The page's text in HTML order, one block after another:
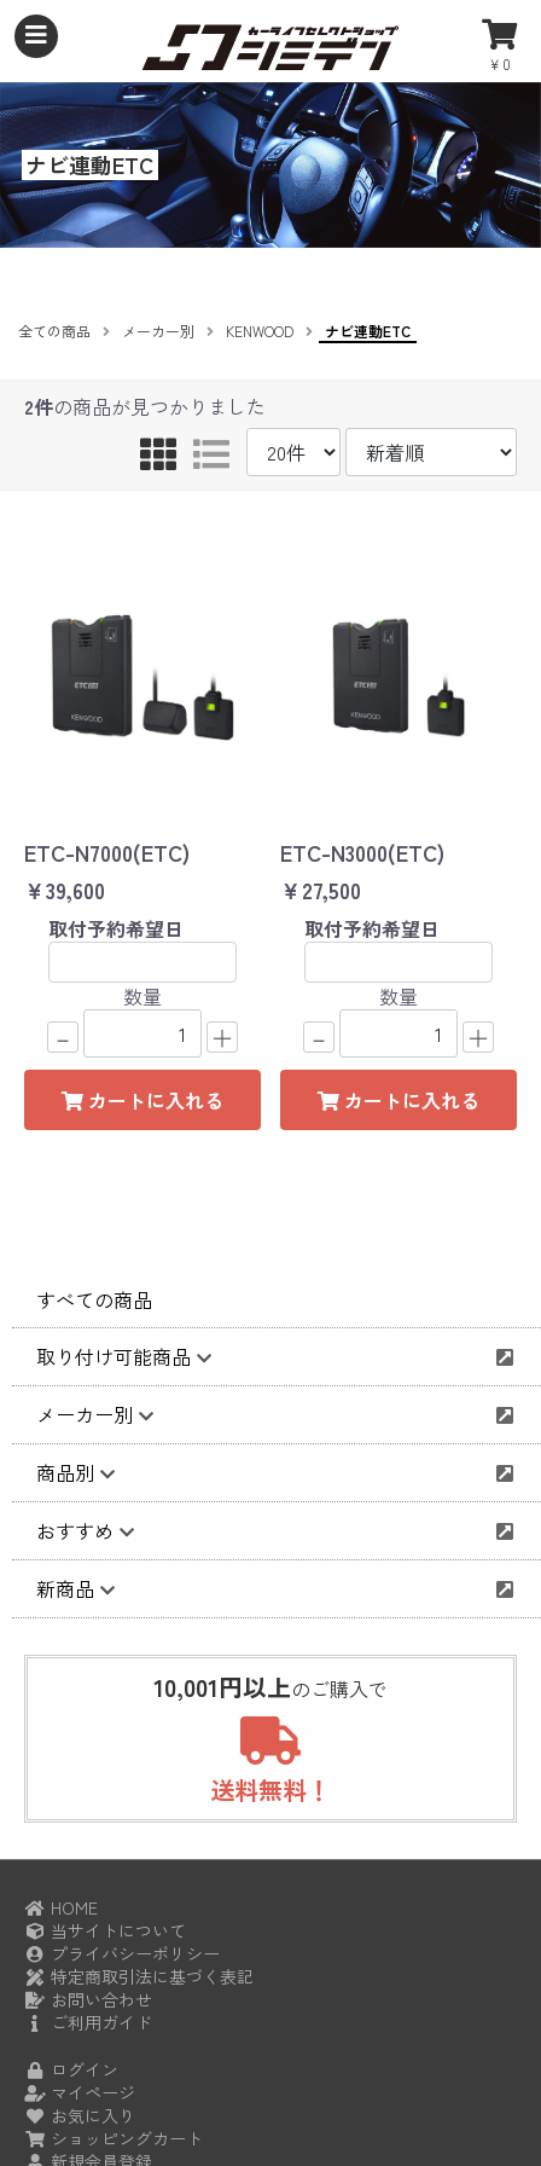
￥0
ナビ連動ETC
全ての商品 メーカー別 KENWOOD ナビ連動ETC
2件の商品が見つかりました
ETC-N7000(ETC)
￥39,600
取付予約希望日
数量
－ ＋
カートに入れる
ETC-N3000(ETC)
￥27,500
取付予約希望日
数量
－ ＋
カートに入れる
すべての商品
取り付け可能商品
メーカー別
商品別
おすすめ
新商品
10,001円以上のご購入で
送料無料！
HOME
当サイトについて
プライバシーポリシー
特定商取引法に基づく表記
お問い合わせ
ご利用ガイド
ログイン
マイページ
お気に入り
ショッピングカート
新規会員登録